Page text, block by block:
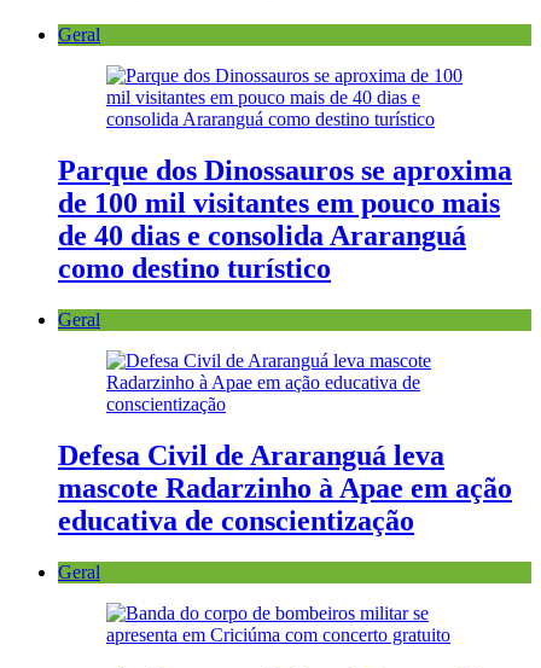
Geral
Parque dos Dinossauros se aproxima
de 100 mil visitantes em pouco mais
de 40 dias e consolida Araranguá
como destino turístico
Geral
Defesa Civil de Araranguá leva
mascote Radarzinho à Apae em ação
educativa de conscientização
Geral